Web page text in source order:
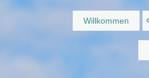
Willkommen